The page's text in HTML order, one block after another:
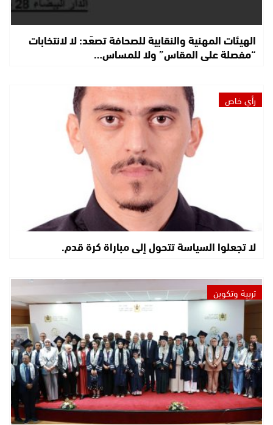
الهيئات المهنية والنقابية للصحافة تصعّد: لا لانتخابات
“مفصلة على المقاس” ولا للمساس…
رأي خاص
لا تجعلوا السياسة تتحول إلى مباراة كرة قدم.
تربية وتكوين